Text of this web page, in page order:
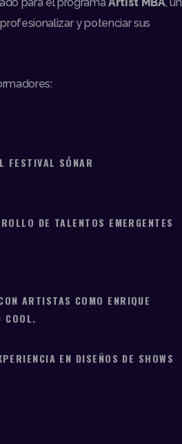
y potenciar sus
FESTIVAL SÓNAR
DE TALENTOS EMERGENTES
ARTISTAS COMO ENRIQUE
COOL.
EN DISEÑOS DE SHOWS